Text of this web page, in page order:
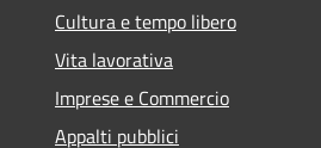
Cultura e tempo libero
Vita lavorativa
Imprese e Commercio
Appalti pubblici